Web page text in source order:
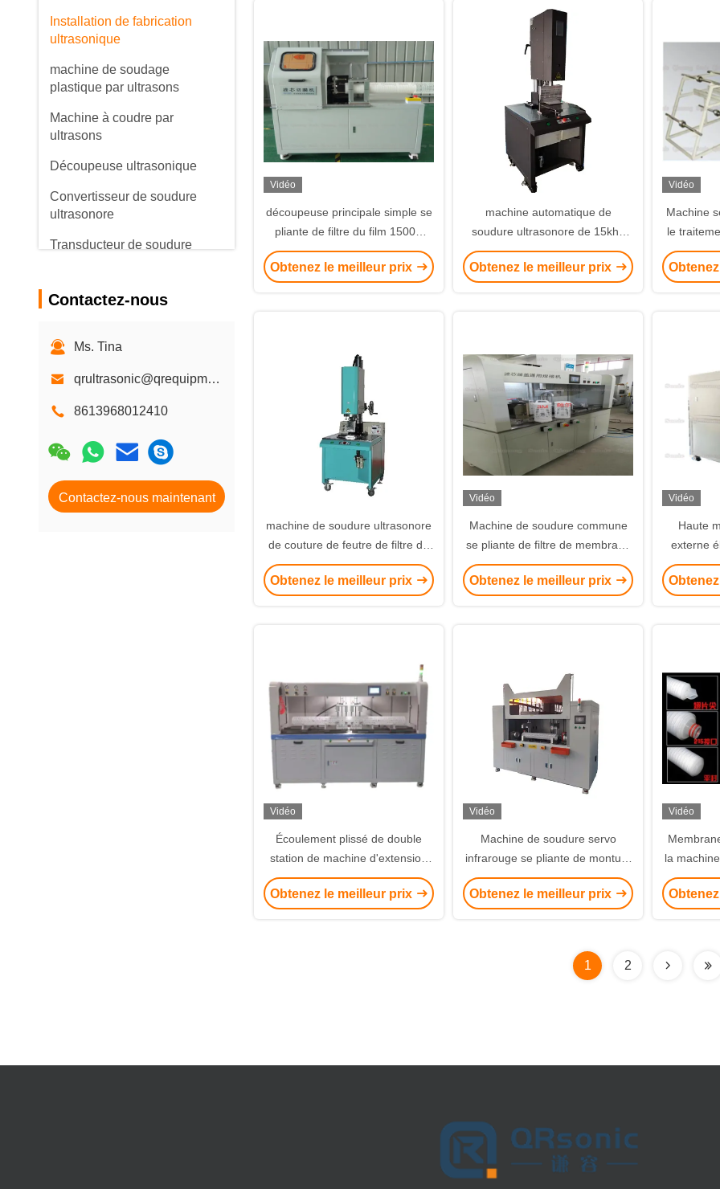
Installation de fabrication
ultrasonique
machine de soudage
plastique par ultrasons
Machine à coudre par
ultrasons
Découpeuse ultrasonique
Convertisseur de soudure
ultrasonore
Transducteur de soudure
transducteur piézoélectrique
Oscillateur ultrasonique
générateur d'onde
ultrasonique
Machine de soudure
ultrasonique de harnais de fil
Machine de soudure
ultrasonique en métal
Contactez-nous
Ms. Tina
qrultrasonic@qrequipment.com
8613968012410
Contactez-nous maintenant
Vidéo
découpeuse principale simple se
pliante de filtre du film 1500w
microporeux pour le grand filtre
d'écoulement
Obtenez le meilleur prix
machine automatique de
soudure ultrasonore de 15khz
4200w pour le cachetage de
matériaux d'élément filtrant
Obtenez le meilleur prix
Vidéo
Machine
le
dans
machine de soudure ultrasonore
de couture de feutre de filtre de
15Khz 4200w pour le feutre non
tissé de soudure de pp
Obtenez le meilleur prix
Vidéo
Machine de soudure commune
se pliante de filtre de membrane
microporeuse pour la soudeuse
chaude de fonte
Obtenez le meilleur prix
Vidéo
Haute
externe
cage
Vidéo
Écoulement plissé de double
station de machine d'extension
d'élément filtrant grand
Obtenez le meilleur prix
Vidéo
Machine de soudure servo
infrarouge se pliante de monture
d'élément filtrant 8000w
Obtenez le meilleur prix
Vidéo
la
1
2